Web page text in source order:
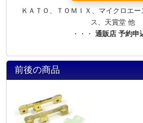
ＫＡＴＯ、ＴＯＭＩＸ、マイクロエ
ス、天賞堂 他
・・・ 通販店 予約申
前後の商品